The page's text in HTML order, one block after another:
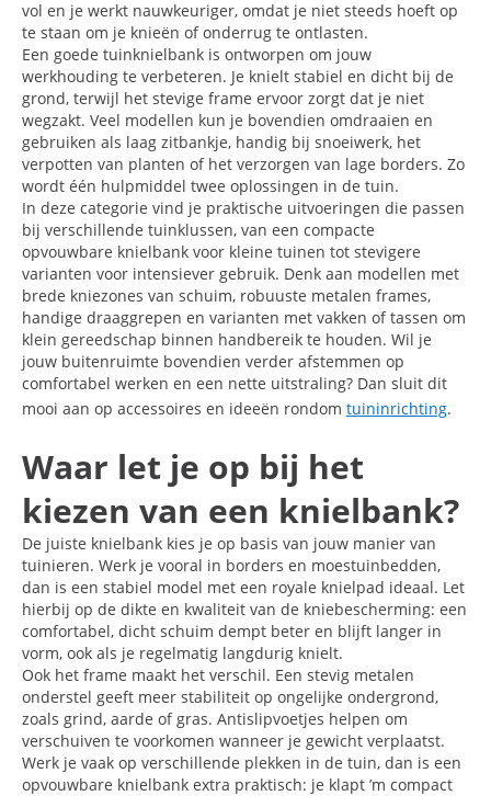
vol en je werkt nauwkeuriger, omdat je niet steeds hoeft op
te staan om je knieën of onderrug te ontlasten.
Een goede tuinknielbank is ontworpen om jouw
werkhouding te verbeteren. Je knielt stabiel en dicht bij de
grond, terwijl het stevige frame ervoor zorgt dat je niet
wegzakt. Veel modellen kun je bovendien omdraaien en
gebruiken als laag zitbankje, handig bij snoeiwerk, het
verpotten van planten of het verzorgen van lage borders. Zo
wordt één hulpmiddel twee oplossingen in de tuin.
In deze categorie vind je praktische uitvoeringen die passen
bij verschillende tuinklussen, van een compacte
opvouwbare knielbank voor kleine tuinen tot stevigere
varianten voor intensiever gebruik. Denk aan modellen met
brede kniezones van schuim, robuuste metalen frames,
handige draaggrepen en varianten met vakken of tassen om
klein gereedschap binnen handbereik te houden. Wil je
jouw buitenruimte bovendien verder afstemmen op
comfortabel werken en een nette uitstraling? Dan sluit dit
mooi aan op accessoires en ideeën rondom tuininrichting.
Waar let je op bij het
kiezen van een knielbank?
De juiste knielbank kies je op basis van jouw manier van
tuinieren. Werk je vooral in borders en moestuinbedden,
dan is een stabiel model met een royale knielpad ideaal. Let
hierbij op de dikte en kwaliteit van de kniebescherming: een
comfortabel, dicht schuim dempt beter en blijft langer in
vorm, ook als je regelmatig langdurig knielt.
Ook het frame maakt het verschil. Een stevig metalen
onderstel geeft meer stabiliteit op ongelijke ondergrond,
zoals grind, aarde of gras. Antislipvoetjes helpen om
verschuiven te voorkomen wanneer je gewicht verplaatst.
Werk je vaak op verschillende plekken in de tuin, dan is een
opvouwbare knielbank extra praktisch: je klapt ’m compact